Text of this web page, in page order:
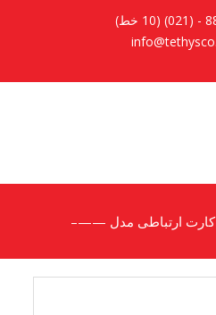
کارت ارتباطی مدل ——–